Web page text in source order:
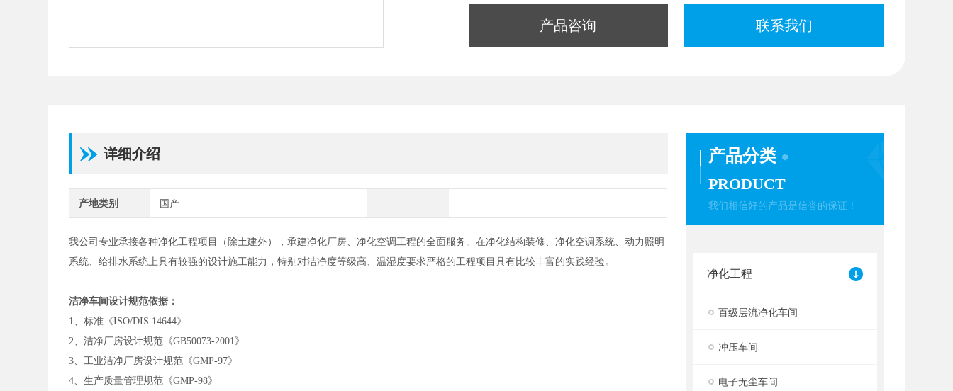
产品咨询 联系我们
产品分类
PRODUCT
我们相信好的产品是信誉的保证！
净化工程
百级层流净化车间
冲压车间
电子无尘车间
详细介绍
产地类别 国产
我公司专业承接各种净化工程项目（除土建外），承建净化厂房、净化空调工程的全面服务。在净化结构装修、净化空调系统、动力照明
系统、给排水系统上具有较强的设计施工能力，特别对洁净度等级高、温湿度要求严格的工程项目具有比较丰富的实践经验。
洁净车间设计规范依据：
1、标准《ISO/DIS 14644》
2、洁净厂房设计规范《GB50073-2001》
3、工业洁净厂房设计规范《GMP-97》
4、生产质量管理规范《GMP-98》